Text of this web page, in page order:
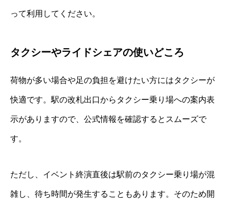
って利用してください。
タクシーやライドシェアの使いどころ
荷物が多い場合や足の負担を避けたい方にはタクシーが
快適です。駅の改札出口からタクシー乗り場への案内表
示がありますので、公式情報を確認するとスムーズで
す。
ただし、イベント終演直後は駅前のタクシー乗り場が混
雑し、待ち時間が発生することもあります。そのため開